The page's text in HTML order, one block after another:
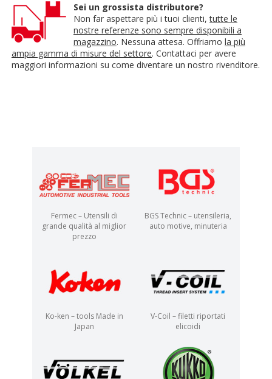
Sei un grossista distributore?
Non far aspettare più i tuoi clienti,tutte le
nostre referenze sono sempre disponibili a
magazzino. Nessuna attesa. Offriamo la più
ampia gamma di misure del settore. Contattaci per avere
maggiori informazioni su come diventare un nostro rivenditore.
Fermec – Utensili di
grande qualità al miglior
prezzo
BGS Technic – utensileria,
auto motive, minuteria
Ko-ken – tools Made in
Japan
V-Coil – filetti riportati
elicoidi